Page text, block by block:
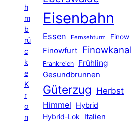
h
m
b
rü
c
k
e
K
r
o
n
Eisenbahn
Essen Fernsehturm Finow
Finowfurt Finowkanal
Frankreich Frühling
Gesundbrunnen
Güterzug Herbst
Himmel
Hybrid
Hybrid-Lok Italien